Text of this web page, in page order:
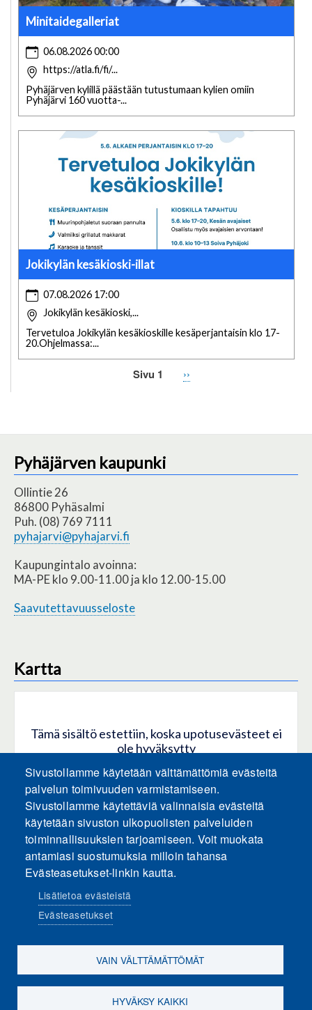
Minitaidegalleriat
06.08.2026 00:00
https://atla.fi/fi/...
Pyhäjärven kylillä päästään tutustumaan kylien omiin
Pyhäjärvi 160 vuotta-...
Jokikylän kesäkioski-illat
07.08.2026 17:00
Jokikylän kesäkioski,...
Tervetuloa Jokikylän kesäkioskille kesäperjantaisin klo 17-
20.Ohjelmassa:...
Sivu 1
Seuraava
››
Pyhäjärven kaupunki
Ollintie 26
86800 Pyhäsalmi
Puh. (08) 769 7111
pyhajarvi@pyhajarvi.fi
Kaupungintalo avoinna:
MA-PE klo 9.00-11.00 ja klo 12.00-15.00
Saavutettavuusseloste
Kartta
Tämä sisältö estettiin, koska upotusevästeet ei
ole hyväksytty
HYVÄKSY KAIKKI EVÄSTEET
Hyväksy vain upotusevästeet
Sosiaalinen media
Sivustollamme käytetään välttämättömiä evästeitä
palvelun toimivuuden varmistamiseen.
Sivustollamme käytettäviä valinnaisia evästeitä
käytetään sivuston ulkopuolisten palveluiden
toiminnallisuuksien tarjoamiseen. Voit muokata
antamiasi suostumuksia milloin tahansa
Evästeasetukset-linkin kautta.
Lisätietoa evästeistä
Evästeasetukset
VAIN VÄLTTÄMÄTTÖMÄT
HYVÄKSY KAIKKI